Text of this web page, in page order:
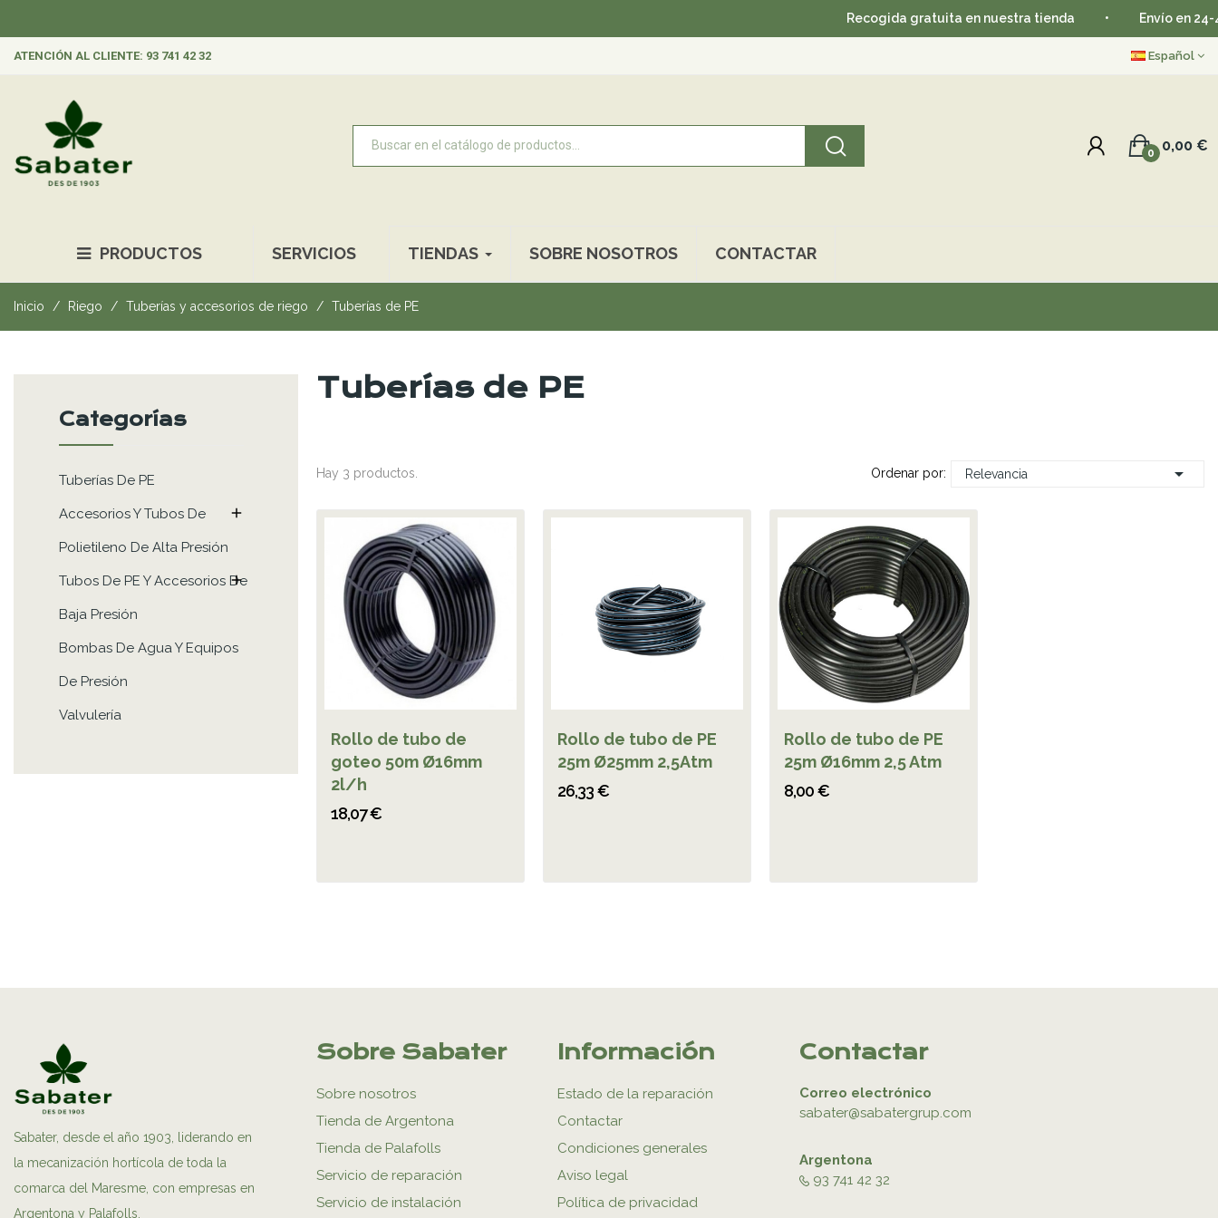
Recogida gratuita en nuestra tienda Envío en 24-48
ATENCIÓN AL CLIENTE: 93 741 42 32 Español
0,00 €
0
PRODUCTOS SERVICIOS TIENDAS SOBRE NOSOTROS CONTACTAR
Inicio Riego Tuberías y accesorios de riego Tuberías de PE
Categorías
Tuberías De PE
Accesorios Y Tubos De
Polietileno De Alta Presión

Tubos De PE Y Accesorios De
Baja Presión

Bombas De Agua Y Equipos
De Presión
Valvulería
Tuberías de PE
Hay 3 productos. Ordenar por: Relevancia 
Rollo de tubo de
goteo 50m Ø16mm
2l/h
18,07 €
Rollo de tubo de PE
25m Ø25mm 2,5Atm
26,33 €
Rollo de tubo de PE
25m Ø16mm 2,5 Atm
8,00 €
Sabater, desde el año 1903, liderando en
la mecanización hortícola de toda la
comarca del Maresme, con empresas en
Argentona y Palafolls.
Sobre Sabater
Sobre nosotros
Tienda de Argentona
Tienda de Palafolls
Servicio de reparación
Servicio de instalación
Información
Estado de la reparación
Contactar
Condiciones generales
Aviso legal
Política de privacidad
Contactar
Correo electrónico
sabater@sabatergrup.com
Argentona
93 741 42 32